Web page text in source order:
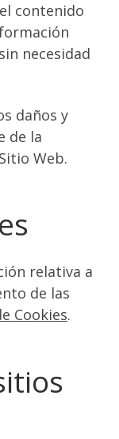
contenido
necesidad
daños y
de la
Web.
relativa a
de las
Cookies.